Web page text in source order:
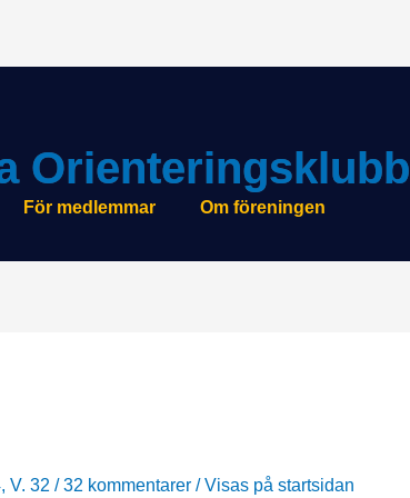
Orienteringsklubb
För medlemmar Om föreningen
V. 32 /32 kommentarer /Visas på startsidan